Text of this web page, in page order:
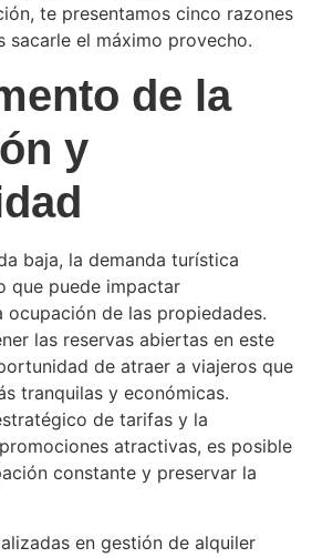
te presentamos cinco razones
sacarle el máximo provecho.
de la
y
baja, la demanda turística
que puede impactar
ocupación de las propiedades.
las reservas abiertas en este
de atraer a viajeros que
tranquilas y económicas.
de tarifas y la
atractivas, es posible
constante y preservar la
en gestión de alquiler